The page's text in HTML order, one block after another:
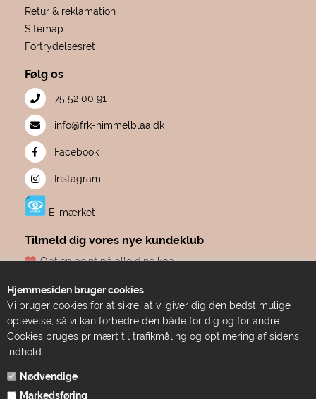
Hjemmesiden bruger cookies
Vi bruger cookies for at sikre, at vi giver dig den bedst mulige
oplevelse, så vi kan forbedre den både for dig og for andre.
Cookies bruges primært til trafikmåling og optimering af sidens
indhold.
Nødvendige
Markedsføring
Retur & reklamation
Sitemap
Fortrydelsesret
Følg os
75 52 00 91
info@frk-himmelblaa.dk
Facebook
Instagram
E-mærket
Tilmeld dig vores nye kundeklub
Optjen point på alle dine køb
Dine point udløber aldrig
Adgang til eksklusive tilbud før alle andre
Bare ren forkælelse
TILMELD DIG HER